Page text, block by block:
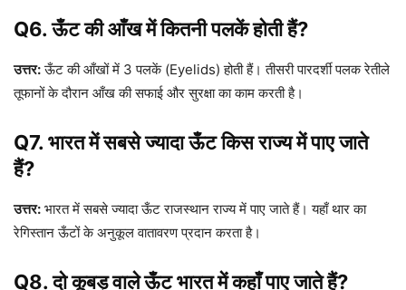
Q6. ऊँट की आँख में कितनी पलकें होती हैं?
उत्तर:ऊँट की आँखों में 3 पलकें (Eyelids) होती हैं। तीसरी पारदर्शी पलक रेतीले
तूफानों के दौरान आँख की सफाई और सुरक्षा का काम करती है।
Q7. भारत में सबसे ज्यादा ऊँट किस राज्य में पाए जाते
हैं?
उत्तर: भारत में सबसे ज्यादा ऊँट राजस्थान राज्य में पाए जाते हैं। यहाँ थार का
रेगिस्तान ऊँटों के अनुकूल वातावरण प्रदान करता है।
Q8. दो कूबड़ वाले ऊँट भारत में कहाँ पाए जाते हैं?